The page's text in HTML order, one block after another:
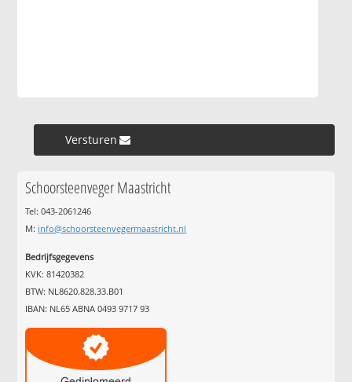
Versturen »
Schoorsteenveger Maastricht
Tel: 043-2061246
M: info@schoorsteenvegermaastricht.nl
Bedrijfsgegevens
KVK: 81420382
BTW: NL8620.828.33.B01
IBAN: NL65 ABNA 0493 9717 93